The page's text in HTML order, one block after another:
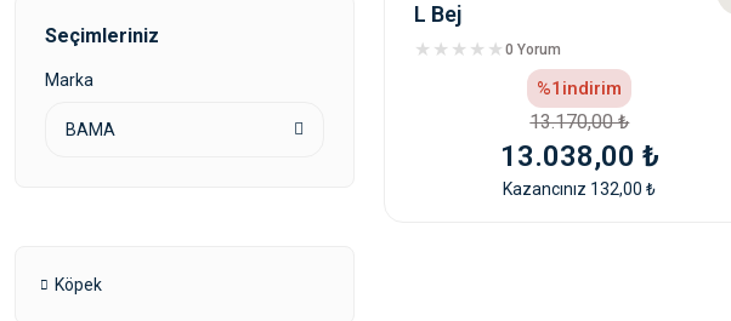
Seçimleriniz
Marka
BAMA
Köpek
L Bej
0 Yorum
%1 indirim
13.170,00 ₺
13.038,00 ₺
Kazancınız 132,00 ₺